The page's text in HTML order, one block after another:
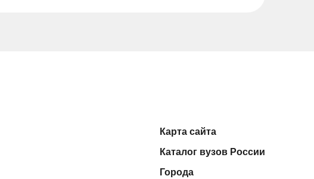
Карта сайта
Каталог вузов России
Города